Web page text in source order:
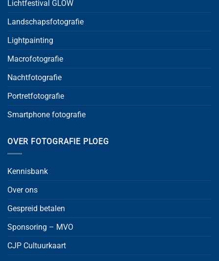
Lichtfestival GLOW
Landschapsfotografie
Lightpainting
Macrofotografie
Nachtfotografie
Portretfotografie
Smartphone fotografie
OVER FOTOGRAFIE PLOEG
Kennisbank
Over ons
Gespreid betalen
Sponsoring – MVO
CJP Cultuurkaart